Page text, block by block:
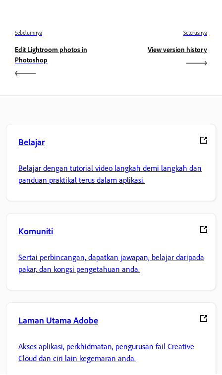
Sebelumnya
Edit Lightroom photos in
Photoshop
Seterusnya
View version history
Belajar
Belajar dengan tutorial video langkah demi langkah dan
panduan praktikal terus dalam aplikasi.
Komuniti
Sertai perbincangan, dapatkan jawapan, belajar daripada
pakar, dan kongsi pengetahuan anda.
Laman Utama Adobe
Akses aplikasi, perkhidmatan, pengurusan fail Creative
Cloud dan ciri lain kegemaran anda.